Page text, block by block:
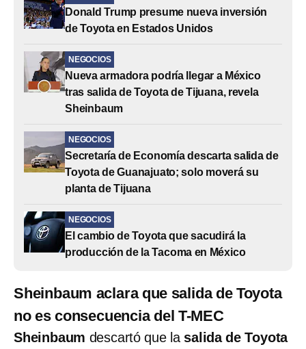
Donald Trump presume nueva inversión
de Toyota en Estados Unidos
NEGOCIOS
Nueva armadora podría llegar a México
tras salida de Toyota de Tijuana, revela
Sheinbaum
NEGOCIOS
Secretaría de Economía descarta salida de
Toyota de Guanajuato; solo moverá su
planta de Tijuana
NEGOCIOS
El cambio de Toyota que sacudirá la
producción de la Tacoma en México
Sheinbaum aclara que salida de Toyota
no es consecuencia del T-MEC
Sheinbaum descartó que la salida de Toyota